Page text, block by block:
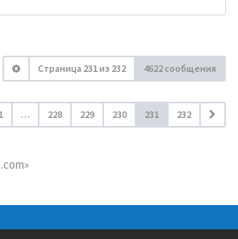
Страница 231из 232 4622 сообщения
1 … 228 229 230 231 232